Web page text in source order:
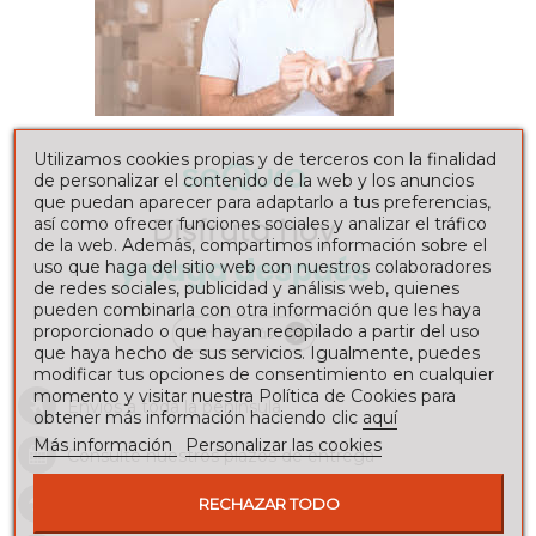
Envíos a toda la península
Consulte nuestrosplazos de entrega
Todos nuestros envios viajan de forma segura
Utilizamos cookies propias y de terceros con la finalidad
de personalizar el contenido de la web y los anuncios
que puedan aparecer para adaptarlo a tus preferencias,
así como ofrecer funciones sociales y analizar el tráfico
de la web. Además, compartimos información sobre el
uso que haga del sitio web con nuestros colaboradores
de redes sociales, publicidad y análisis web, quienes
pueden combinarla con otra información que les haya
proporcionado o que hayan recopilado a partir del uso
que haya hecho de sus servicios. Igualmente, puedes
modificar tus opciones de consentimiento en cualquier
momento y visitar nuestra Política de Cookies para
obtener más información haciendo clic aquí
Más información
Personalizar las cookies
RECHAZAR TODO